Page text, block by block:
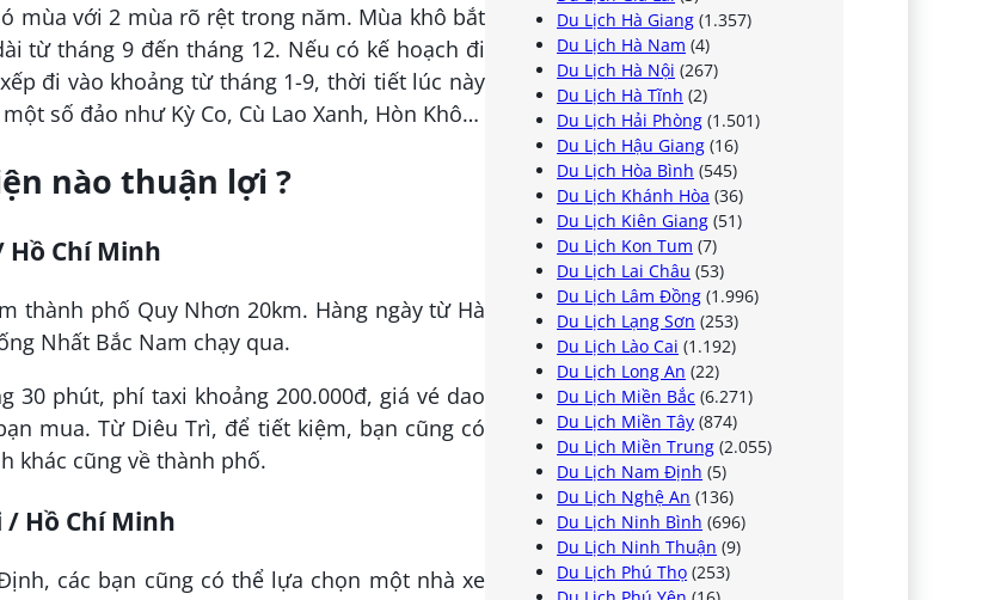
mùa với 2 mùa rõ rệt trong năm. Mùa khô bắt
từ tháng 9 đến tháng 12. Nếu có kế hoạch đi
đi vào khoảng từ tháng 1-9, thời tiết lúc này
số đảo như Kỳ Co, Cù Lao Xanh, Hòn Khô…
nào thuận lợi ?
Chí Minh
thành phố Quy Nhơn 20km. Hàng ngày từ Hà
Nhất Bắc Nam chạy qua.
phút, phí taxi khoảng 200.000đ, giá vé dao
mua. Từ Diêu Trì, để tiết kiệm, bạn cũng có
khác cũng về thành phố.
Hồ Chí Minh
các bạn cũng có thể lựa chọn một nhà xe
Du Lịch Hà Giang (1.357)
Du Lịch Hà Nam (4)
Du Lịch Hà Nội (267)
Du Lịch Hà Tĩnh (2)
Du Lịch Hải Phòng (1.501)
Du Lịch Hậu Giang (16)
Du Lịch Hòa Bình (545)
Du Lịch Khánh Hòa (36)
Du Lịch Kiên Giang (51)
Du Lịch Kon Tum (7)
Du Lịch Lai Châu (53)
Du Lịch Lâm Đồng (1.996)
Du Lịch Lạng Sơn (253)
Du Lịch Lào Cai (1.192)
Du Lịch Long An (22)
Du Lịch Miền Bắc (6.271)
Du Lịch Miền Tây (874)
Du Lịch Miền Trung (2.055)
Du Lịch Nam Định (5)
Du Lịch Nghệ An (136)
Du Lịch Ninh Bình (696)
Du Lịch Ninh Thuận (9)
Du Lịch Phú Thọ (253)